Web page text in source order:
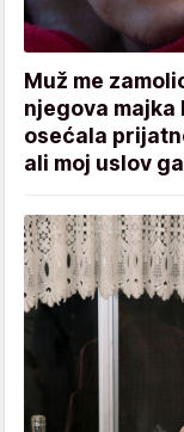
Muž me
njegova majka
osećala
ali moj uslov